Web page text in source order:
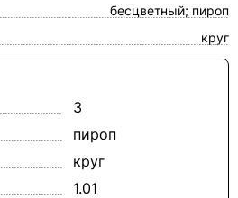
бесцветный; пироп
круг
3
пироп
круг
1.01